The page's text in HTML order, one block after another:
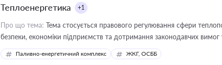
Теплоенергетика +1
Про що тема: Тема стосується правового регулювання сфери
безпеки, економіки підприємств та дотримання законодавчих
Паливно-енергетичний комплекс ЖКГ, ОСББ